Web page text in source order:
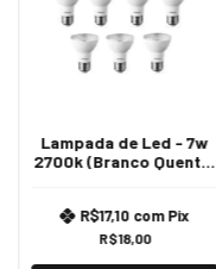
Lampada de Led - 7w
2700k (Branco Quente)
R$18,00
R$17,10 com Pix